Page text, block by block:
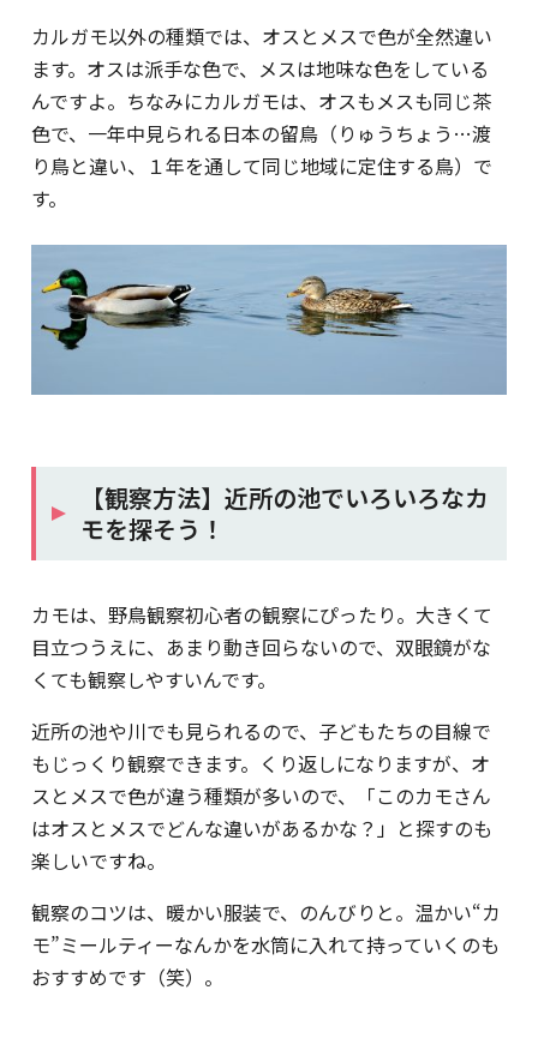
カルガモ以外の種類では、オスとメスで色が全然違い
ます。オスは派手な色で、メスは地味な色をしている
んですよ。ちなみにカルガモは、オスもメスも同じ茶
色で、一年中見られる日本の留鳥（りゅうちょう…渡
り鳥と違い、１年を通して同じ地域に定住する鳥）で
す。
【観察方法】近所の池でいろいろなカ
モを探そう！
カモは、野鳥観察初心者の観察にぴったり。大きくて
目立つうえに、あまり動き回らないので、双眼鏡がな
くても観察しやすいんです。
近所の池や川でも見られるので、子どもたちの目線で
もじっくり観察できます。くり返しになりますが、オ
スとメスで色が違う種類が多いので、「このカモさん
はオスとメスでどんな違いがあるかな？」と探すのも
楽しいですね。
観察のコツは、暖かい服装で、のんびりと。温かい“カ
モ”ミールティーなんかを水筒に入れて持っていくのも
おすすめです（笑）。